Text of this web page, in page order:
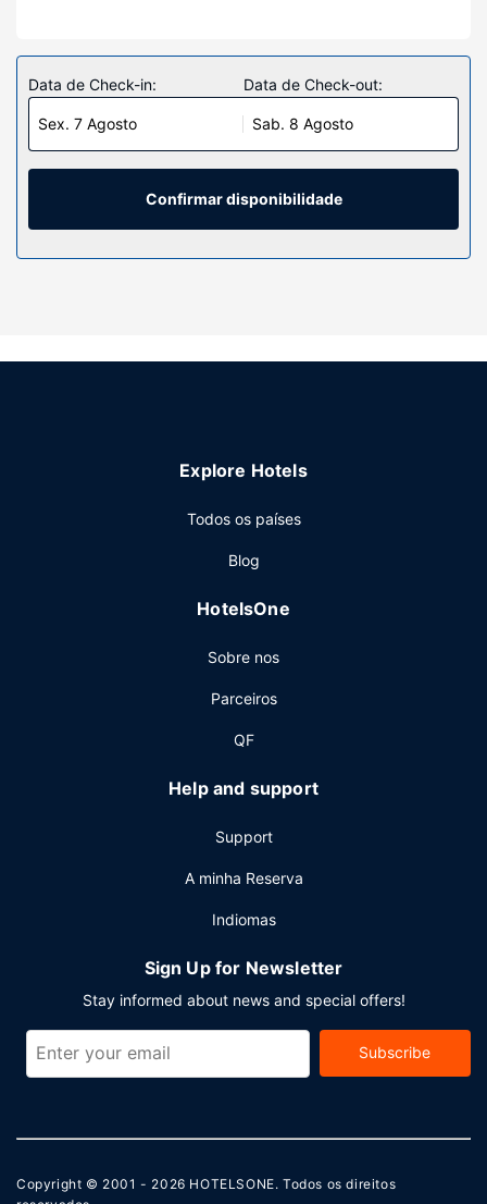
Sinta-se em casa num dos 38 quartos, com um micro-
ondas e Smart TV. As camas têm colchões pillowtop,
edredões de penas e roupa de alta qualidade. O acesso à
internet sem fios permite-lhe estar sempre contactável. Ao
final do dia, assista a uma seleção de canais por cabo. As
casas de banho estão equipadas com uma banheira e
secadores de cabelo.
Serviço do hotel
Algumas das comodidades e serviços em destaque
24 horas, uma lavandaria e uma máquina de venda
dispõe de uma zona para conferências e de 2 salas de
Há estacionamento grátis no local.
Data de Check-in:
Sex. 7 Agosto
Data de Check-out:
Sab. 8 Agosto
Confirmar disponibilidade
Explore Hotels
Todos os países
Blog
HotelsOne
Sobre nos
Parceiros
QF
Help and support
Support
A minha Reserva
Indiomas
Sign Up for Newsletter
Stay informed about news and special offers!
Subscribe
Copyright © 2001 - 2026 HOTELSONE. Todos os direitos